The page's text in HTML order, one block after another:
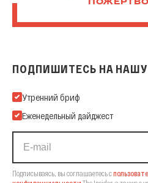
ПОДПИШИТЕСЬ НА НАШУ
Подпишитесь на нашу Email-
Утренний бриф
Еженедельный дайджест
Подписываясь, вы соглашаетесь с